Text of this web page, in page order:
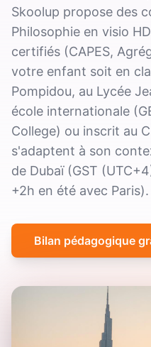
Skoolup propose des
Philosophie en visio
certifiés (CAPES,
votre enfant soit en
Pompidou, au Lycée
école internationale
College) ou inscrit au
s'adaptent à son
de Dubaï (GST
+2h en été avec Paris).
Bilan pédagogique